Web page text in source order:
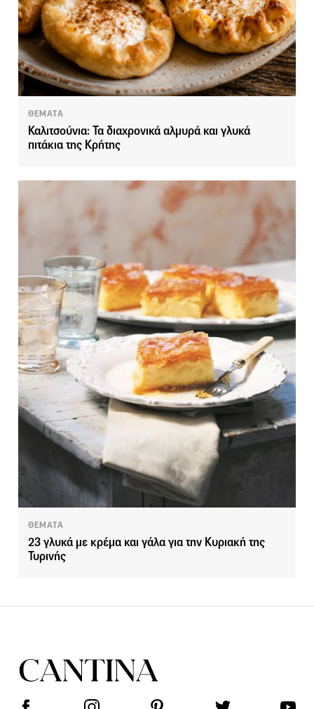
ΘΕΜΑΤΑ
Καλιτσούνια: Τα διαχρονικά αλμυρά και γλυκά
πιτάκια της Κρήτης
ΘΕΜΑΤΑ
23 γλυκά με κρέμα και γάλα για την Κυριακή της
Τυρινής